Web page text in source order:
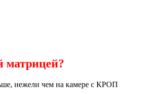
матрицей?
нежели чем на камере с КРОП